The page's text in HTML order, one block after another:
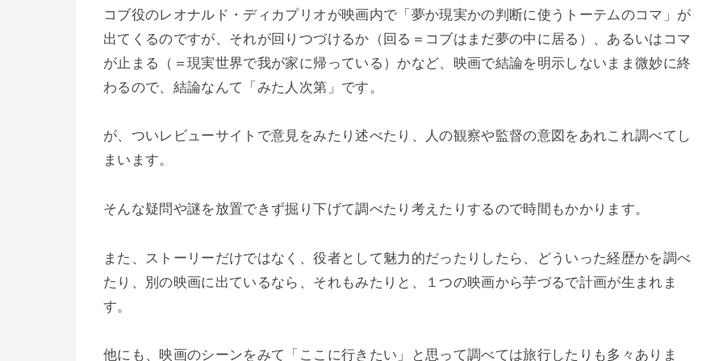
コブ役のレオナルド・ディカプリオが映画内で「夢か現実かの判断に使うトーテムのコマ」が
出てくるのですが、それが回りつづけるか（回る＝コブはまだ夢の中に居る）、あるいはコマ
が止まる（＝現実世界で我が家に帰っている）かなど、映画で結論を明示しないまま微妙に終
わるので、結論なんて「みた人次第」です。
が、ついレビューサイトで意見をみたり述べたり、人の観察や監督の意図をあれこれ調べてし
まいます。
そんな疑問や謎を放置できず掘り下げて調べたり考えたりするので時間もかかります。
また、ストーリーだけではなく、役者として魅力的だったりしたら、どういった経歴かを調べ
たり、別の映画に出ているなら、それもみたりと、１つの映画から芋づるで計画が生まれま
す。
他にも、映画のシーンをみて「ここに行きたい」と思って調べては旅行したりも多々ありま